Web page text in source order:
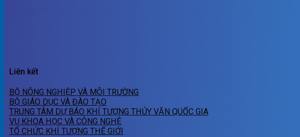
Liên kết
BỘ NÔNG NGHIỆP VÀ MÔI TRƯỜNG
BỘ GIÁO DỤC VÀ ĐÀO TẠO
TRUNG TÂM DỰ BÁO KHÍ TƯỢNG THỦY VĂN QUỐC GIA
VỤ KHOA HỌC VÀ CÔNG NGHỆ
TỔ CHỨC KHÍ TƯỢNG THẾ GIỚI